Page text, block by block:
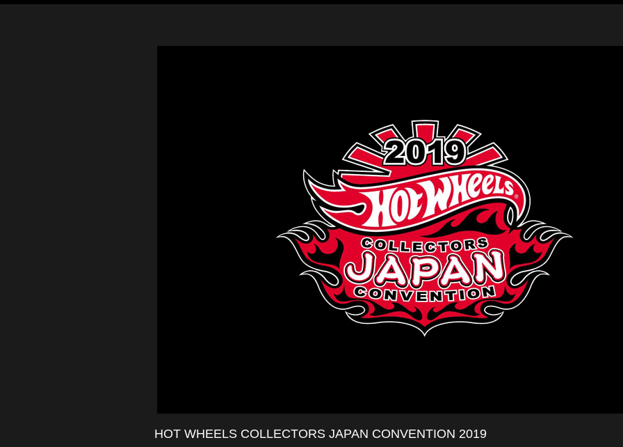
HOT WHEELS COLLECTORS JAPAN CONVENTION 2019